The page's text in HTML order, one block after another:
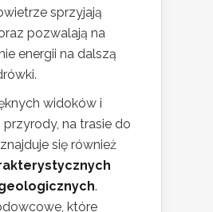
sprzyjają
pozwalają na
energii na dalszą
widoków i
przyrody, na trasie do
się również
.
które